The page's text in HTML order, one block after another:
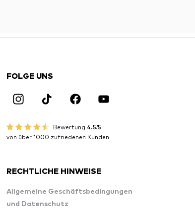
FOLGE UNS
Bewertung 4.5/5
von über 1000 zufriedenen Kunden
RECHTLICHE HINWEISE
Allgemeine Geschäftsbedingungen
und Datenschutz